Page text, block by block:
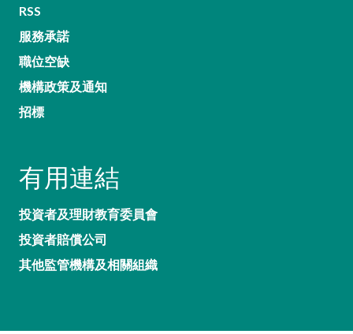
RSS
服務承諾
職位空缺
機構政策及通知
招標
有用連結
投資者及理財教育委員會
投資者賠償公司
其他監管機構及相關組織